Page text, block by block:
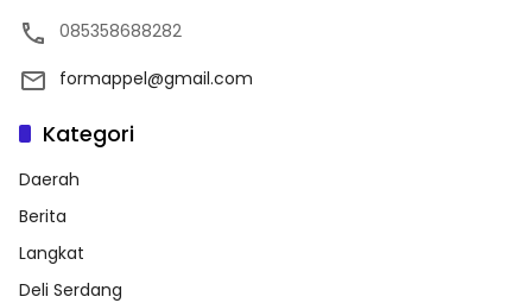
085358688282
formappel@gmail.com
Kategori
Daerah
Berita
Langkat
Deli Serdang